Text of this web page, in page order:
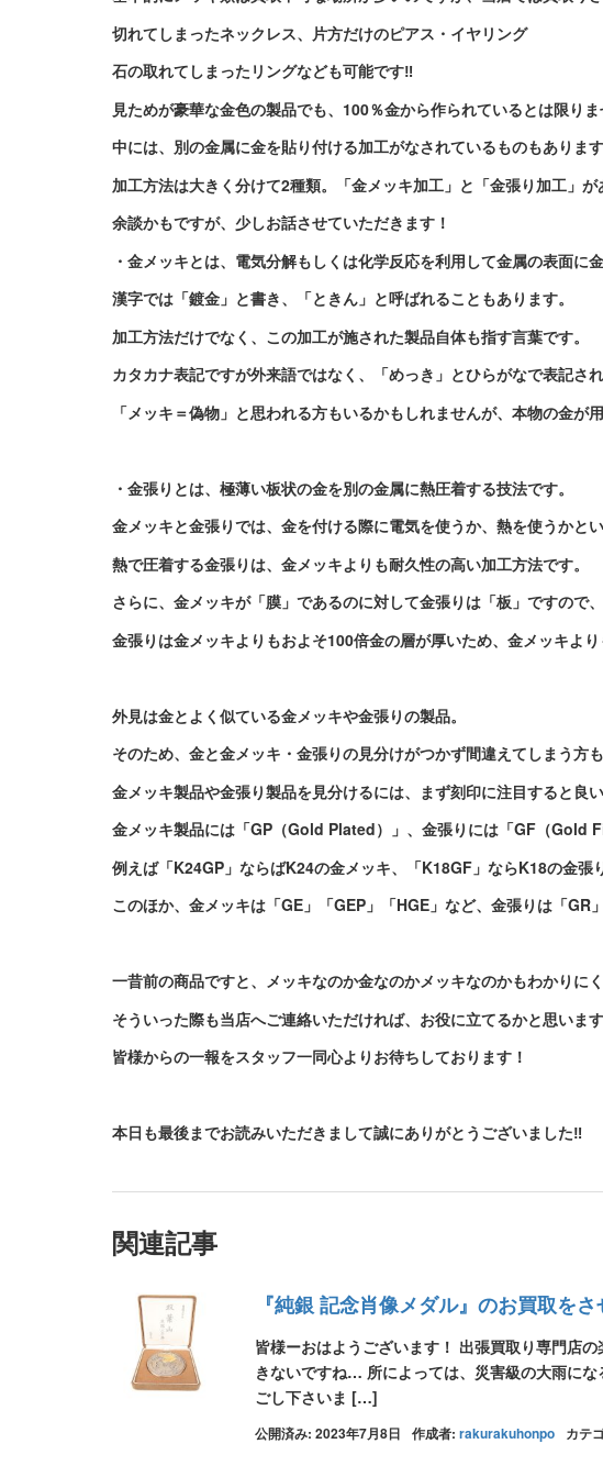
切れてしまったネックレス、片方だけのピアス・イヤリング
石の取れてしまったリングなども可能です‼
見ためが豪華な金色の製品でも、100％金から作られているとは限りま
中には、別の金属に金を貼り付ける加工がなされているものもあります
加工方法は大きく分けて2種類。「金メッキ加工」と「金張り加工」が
余談かもですが、少しお話させていただきます！
・金メッキとは、 電気分解もしくは化学反応を利用して金属の表面に
漢字では「鍍金」と書き、「ときん」と呼ばれることもあります。
加工方法だけでなく、この加工が施された製品自体も指す言葉です。
カタカナ表記ですが外来語ではなく、「めっき」とひらがなで表記さ
「メッキ＝偽物」と思われる方もいるかもしれませんが、本物の金が
・金張りとは、 極薄い板状の金を別の金属に熱圧着する技法です。
金メッキと金張りでは、金を付ける際に電気を使うか、熱を使うかと
熱で圧着する金張りは、金メッキよりも耐久性の高い加工方法です。
さらに、金メッキが「膜」であるのに対して金張りは「板」ですので
金張りは金メッキよりもおよそ100倍金の層が厚いため、金メッキより
外見は金とよく似ている金メッキや金張りの製品。
そのため、金と金メッキ・金張りの見分けがつかず間違えてしまう方
金メッキ製品や金張り製品を見分けるには、まず刻印に注目すると良い
金メッキ製品には「GP（Gold Plated）」、金張りには「GF（Gold
例えば「K24GP」ならばK24の金メッキ、「K18GF」ならK18の金張
このほか、金メッキは「GE」「GEP」「HGE」など、金張りは「GR
一昔前の商品ですと、メッキなのか金なのかメッキなのかもわかりに
そういった際も当店へご連絡いただければ、お役に立てるかと思います
皆様からの一報をスタッフ一同心よりお待ちしております！
本日も最後までお読みいただきまして誠にありがとうございました‼
関連記事
『純銀 記念肖像メダル』のお買取を
皆様ーおはようございます！ 出張買取り専門店
きないですね… 所によっては、災害級の大雨に
ごし下さいま […]
公開済み: 2023年7月8日 作成者: rakurakuhonpo カテ